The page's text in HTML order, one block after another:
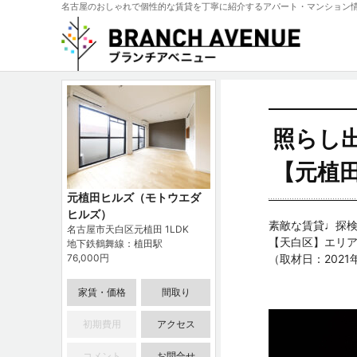
名古屋のおしゃれで個性的な賃貸を丁寧に紹介するアパート・マンション
元植田ヒルズ（モトウエダ
ヒルズ）
名古屋市天白区元植田 1LDK
地下鉄鶴舞線：植田駅
76,000円
家賃・価格 間取り
初期費用 アクセス
照らし
【元植
素敵な賃貸♩探
【天白区】エリ
（取材日：